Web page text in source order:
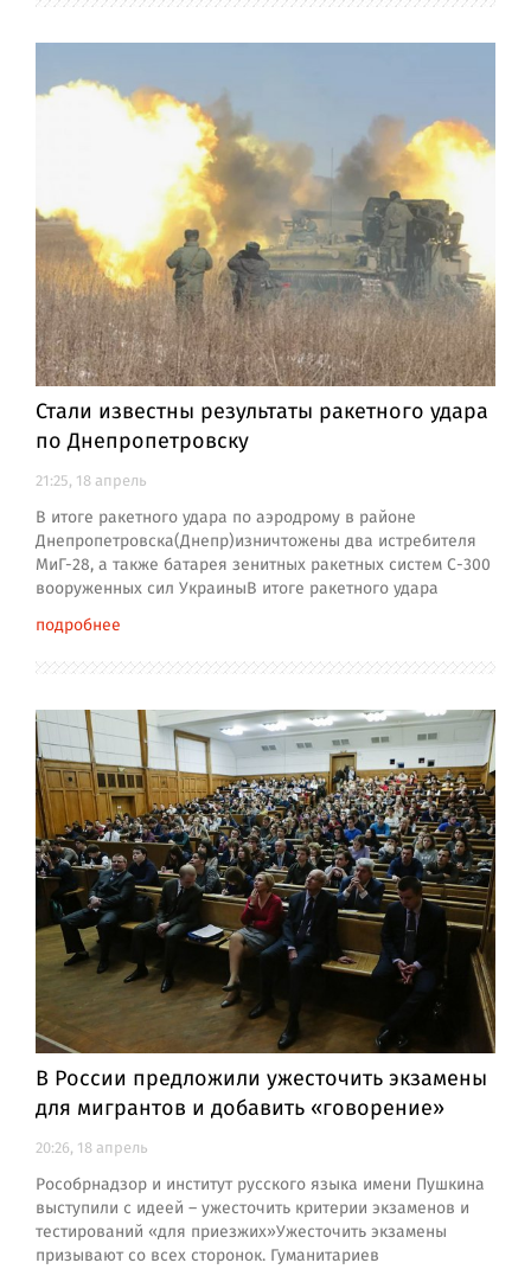
Стали известны результаты ракетного удара
по Днепропетровску
21:25, 18 апрель
В итоге ракетного удара по аэродрому в районе
Днепропетровска(Днепр)изничтожены два истребителя
МиГ-28, а также батарея зенитных ракетных систем С-300
вооруженных сил УкраиныВ итоге ракетного удара
подробнее
В России предложили ужесточить экзамены
для мигрантов и добавить «говорение»
20:26, 18 апрель
Рособрнадзор и институт русского языка имени Пушкина
выступили с идеей – ужесточить критерии экзаменов и
тестирований «для приезжих»Ужесточить экзамены
призывают со всех сторонок. Гуманитариев